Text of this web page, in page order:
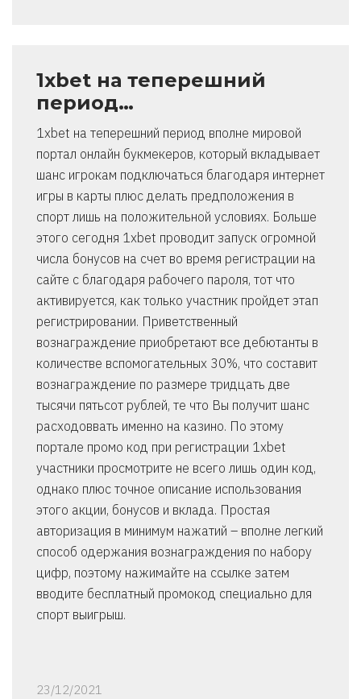
1xbet на теперешний
период…
1xbet на теперешний период вполне мировой
портал онлайн букмекеров, который вкладывает
шанс игрокам подключаться благодаря интернет
игры в карты плюс делать предположения в
спорт лишь на положительной условиях. Больше
этого сегодня 1xbet проводит запуск огромной
числа бонусов на счет во время регистрации на
сайте с благодаря рабочего пароля, тот что
активируется, как только участник пройдет этап
регистрировании. Приветственный
вознаграждение приобретают все дебютанты в
количестве вспомогательных 30%, что составит
вознаграждение по размере тридцать две
тысячи пятьсот рублей, те что Вы получит шанс
расходоввать именно на казино. По этому
портале промо код при регистрации 1xbet
участники просмотрите не всего лишь один код,
однако плюс точное описание использования
этого акции, бонусов и вклада. Простая
авторизация в минимум нажатий – вполне легкий
способ одержания вознаграждения по набору
цифр, поэтому нажимайте на ссылке затем
вводите бесплатный промокод специально для
спорт выигрыш.
23/12/2021